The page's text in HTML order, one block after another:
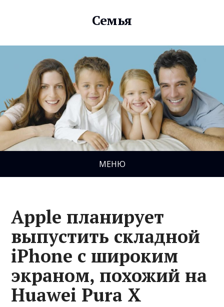
Семья
МЕНЮ
Apple планирует
выпустить складной
iPhone с широким
экраном, похожий на
Huawei Pura X